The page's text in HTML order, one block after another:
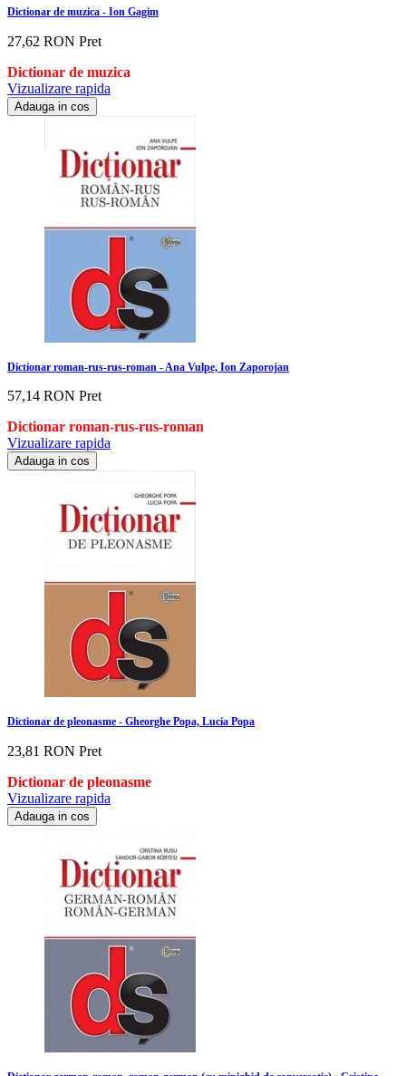
Dictionar de muzica - Ion Gagim
27,62 RON Pret
Dictionar de muzica
Vizualizare rapida
Adauga in cos
Dictionar roman-rus-rus-roman - Ana Vulpe, Ion Zaporojan
57,14 RON Pret
Dictionar roman-rus-rus-roman
Vizualizare rapida
Adauga in cos
Dictionar de pleonasme - Gheorghe Popa, Lucia Popa
23,81 RON Pret
Dictionar de pleonasme
Vizualizare rapida
Adauga in cos